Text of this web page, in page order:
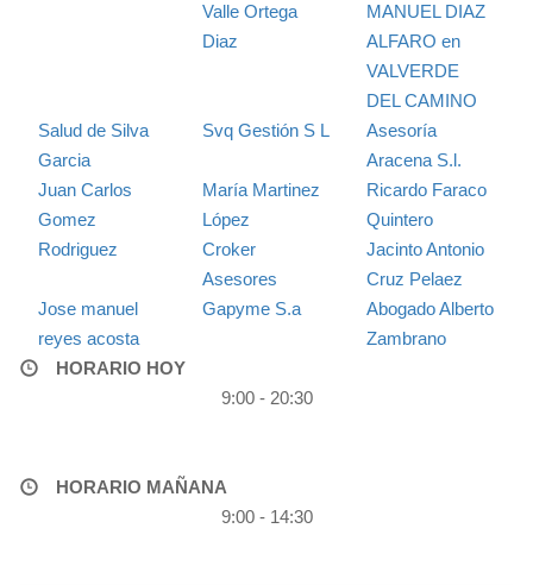
Valle Ortega
Diaz
MANUEL DIAZ
ALFARO en
VALVERDE
DEL CAMINO
Salud de Silva
Garcia
Svq Gestión S L
Asesoría
Aracena S.l.
Juan Carlos
Gomez
Rodriguez
María Martinez
López
Ricardo Faraco
Quintero
Croker
Asesores
Jacinto Antonio
Cruz Pelaez
Jose manuel
reyes acosta
Gapyme S.a
Abogado Alberto
Zambrano
HORARIO HOY
9:00 - 20:30
HORARIO MAÑANA
9:00 - 14:30